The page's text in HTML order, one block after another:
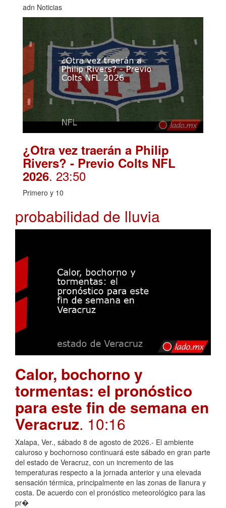
adn Noticias
¿Otra vez traerán a Philip
Rivers? - Previo Colts NFL
2026. 23:50
Primero y 10
probabilidad de lluvia
Calor, bochorno y
tormentas: el pronóstico
para este fin de semana en
Veracruz. 10:16
Xalapa, Ver., sábado 8 de agosto de 2026.- El ambiente
caluroso y bochornoso continuará este sábado en gran parte
del estado de Veracruz, con un incremento de las
temperaturas respecto a la jornada anterior y una elevada
sensación térmica, principalmente en las zonas de llanura y
costa. De acuerdo con el pronóstico meteorológico para las
pr�